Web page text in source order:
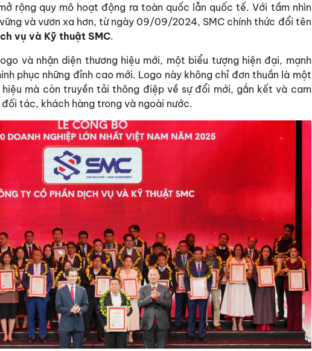
rộng quy mô hoạt động ra toàn quốc lẫn quốc tế. Với tầm nhìn
và vươn xa hơn, từ ngày 09/09/2024, SMC chính thức đổi tên
vụ và Kỹ thuật SMC.
và nhận diện thương hiệu mới, một biểu tượng hiện đại, mạnh
phục những đỉnh cao mới. Logo này không chỉ đơn thuần là một
hiệu mà còn truyền tải thông điệp về sự đổi mới, gắn kết và cam
tác, khách hàng trong và ngoài nước.